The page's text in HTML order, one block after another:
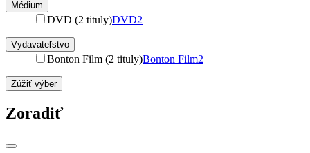
Médium
DVD (2 tituly)DVD2
Vydavateľstvo
Bonton Film (2 tituly)Bonton Film2
Zúžiť výber
Zoradiť